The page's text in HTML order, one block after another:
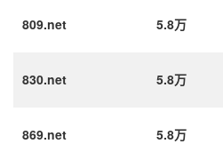
809.net 5.8万
830.net 5.8万
869.net 5.8万